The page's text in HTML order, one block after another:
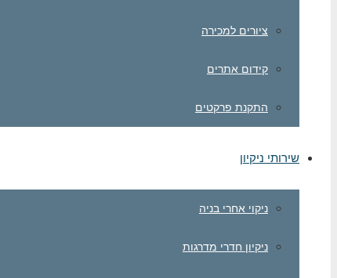
ציורים למכירה
קידום אתרים
התקנת פרקטים
שירותי ניקיון
ניקוי אחרי בניה
ניקיון חדרי מדרגות